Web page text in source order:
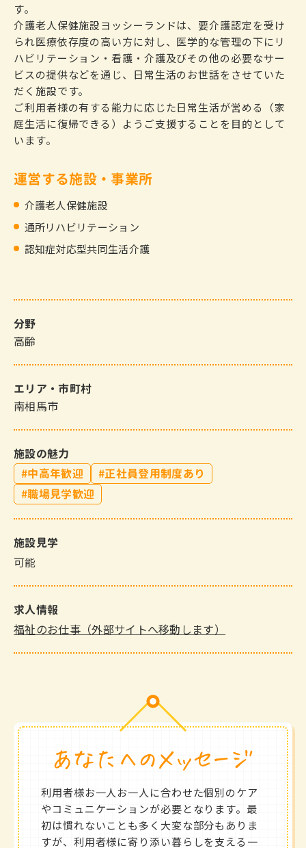
す。
介護老人保健施設ヨッシーランドは、要介護認定を受け
られ医療依存度の高い方に対し、医学的な管理の下にリ
ハビリテーション・看護・介護及びその他の必要なサー
ビスの提供などを通じ、日常生活のお世話をさせていた
だく施設です。
ご利用者様の有する能力に応じた日常生活が営める（家
庭生活に復帰できる）ようご支援することを目的として
います。
運営する施設・事業所
介護老人保健施設
通所リハビリテーション
認知症対応型共同生活介護
分野
高齢
エリア・市町村
南相馬市
施設の魅力
中高年歓迎
正社員登用制度あり
職場見学歓迎
施設見学
可能
求人情報
福祉のお仕事（外部サイトへ移動します）
利用者様お一人お一人に合わせた個別のケア
やコミュニケーションが必要となります。最
初は慣れないことも多く大変な部分もありま
すが、利用者様に寄り添い暮らしを支える一